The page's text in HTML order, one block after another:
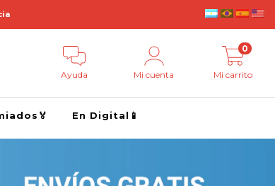
Ayuda Mi cuenta Mi carrito
0
En Digital📱